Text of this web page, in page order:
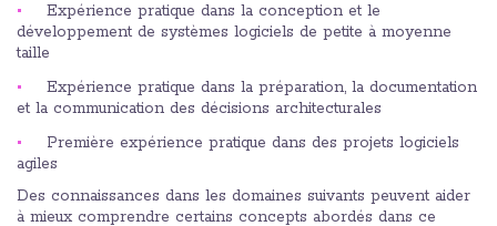
Expérience pratique dans la conception et le
développement de systèmes logiciels de petite à moyenne
taille
Expérience pratique dans la préparation, la documentation
et la communication des décisions architecturales
Première expérience pratique dans des projets logiciels
agiles
Des connaissances dans les domaines suivants peuvent aider
à mieux comprendre certains concepts abordés dans ce